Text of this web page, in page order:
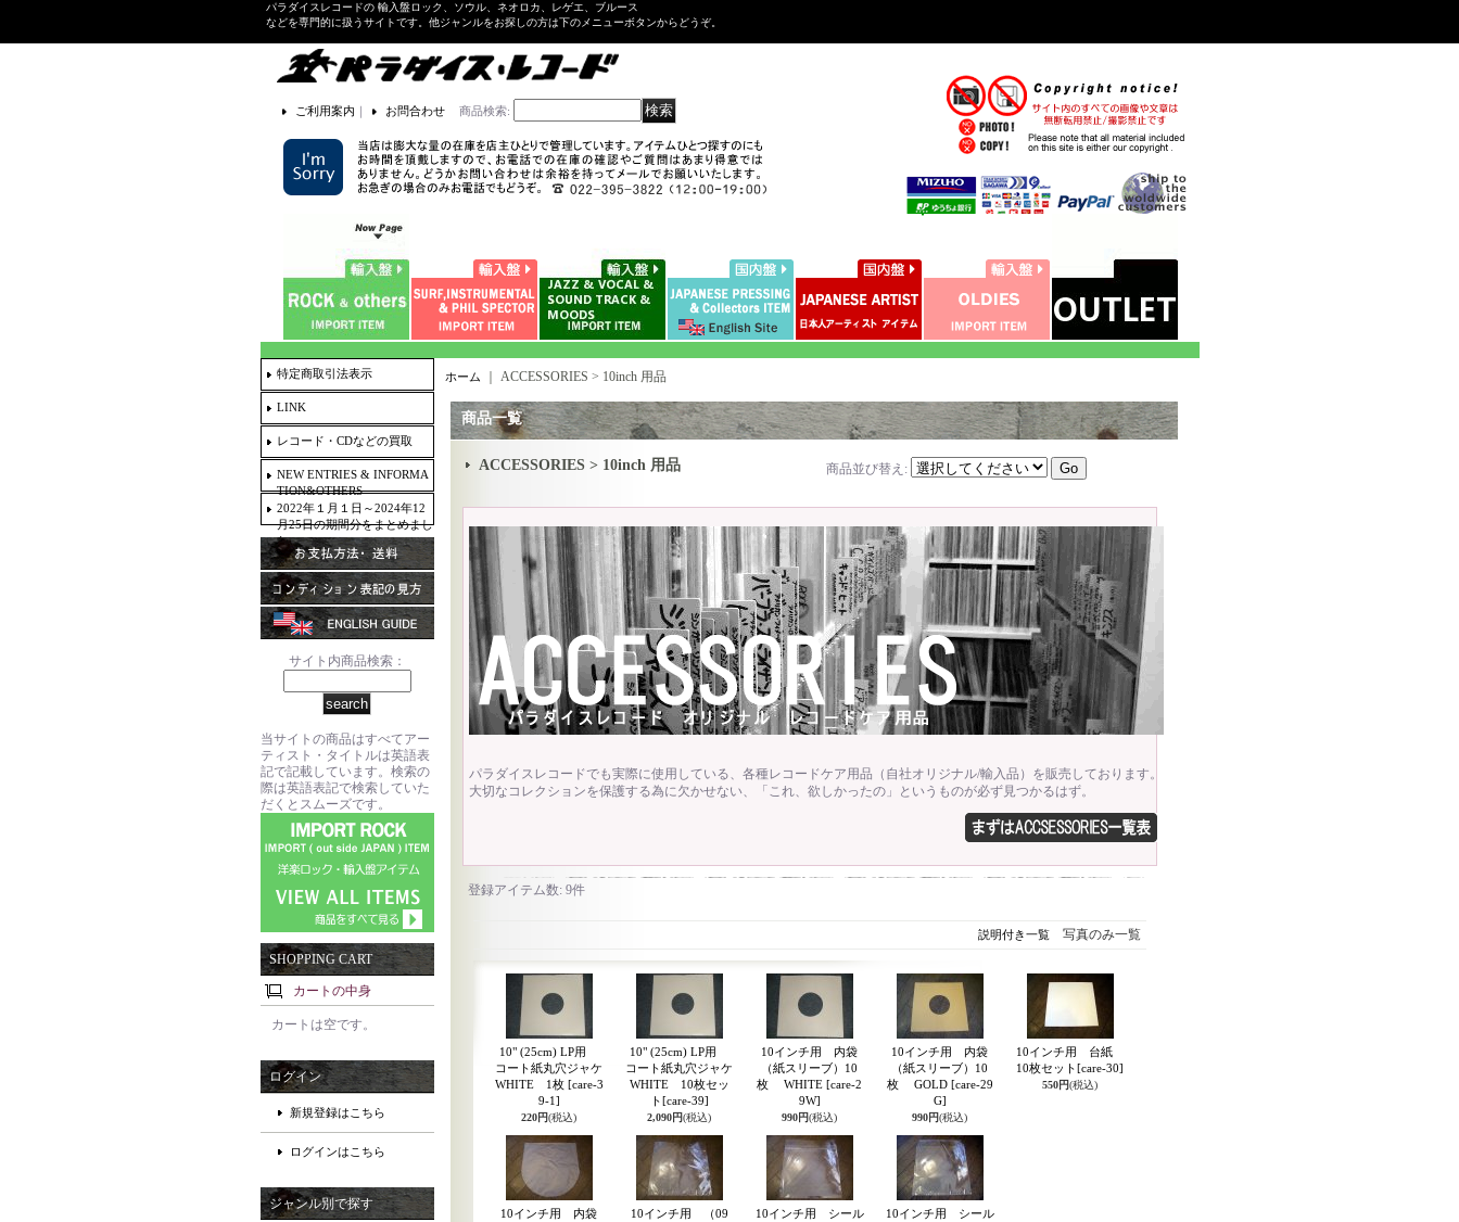
パラダイスレコードの 輸入盤ロック、ソウル、ネオロカ、レゲエ、ブルース
などを専門的に扱うサイトです。他ジャンルをお探しの方は下のメニューボタンからどうぞ。
ご利用案内 ｜ お問合わせ 商品検索:
特定商取引法表示
LINK
レコード・CDなどの買取
NEW ENTRIES & INFORMA
TION&OTHERS
2022年１月１日～2024年12
月25日の期間分をまとめまし
た。
サイト内商品検索：
当サイトの商品はすべてアー
ティスト・タイトルは英語表
記で記載しています。検索の
際は英語表記で検索していた
だくとスムーズです。
SHOPPING CART
カートの中身
カートは空です。
ログイン
新規登録はこちら
ログインはこちら
ジャンル別で探す
ホーム ACCESSORIES > 10inch 用品
商品一覧
ACCESSORIES > 10inch 用品 商品並び替え :
パラダイスレコードでも実際に使用している、各種レコードケア用品（自社オリジナル/輸入品）を販売しております。
大切なコレクションを保護する為に欠かせない、「これ、欲しかったの」というものが必ず見つかるはず。
登録アイテム数:9件
説明付き一覧写真のみ一覧
10" (25cm) LP用
コート紙丸穴ジャケ
WHITE 1枚 [care-3
9-1]
220円(税込)
10" (25cm) LP用
コート紙丸穴ジャケ
WHITE 10枚セッ
ト[care-39]
2,090円(税込)
10インチ用 内袋
（紙スリーブ）10
枚 WHITE [care-2
9W]
990円(税込)
10インチ用 内袋
（紙スリーブ）10
枚 GOLD [care-29
G]
990円(税込)
10インチ用 台紙
10枚セット[care-30]
550円(税込)
10インチ用 内袋
10インチ用 （09
10インチ用 シール
10インチ用 シール